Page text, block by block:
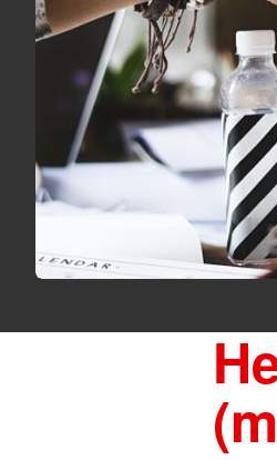
Hausnotruf
Essen auf Rädern
Krankentransport
Hörzeitung
Angebote für Senioren
Gesamtübersicht
Gymnastik
Tanzen